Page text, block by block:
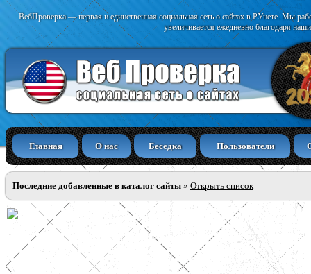
ВебПроверка — первая и единственная социальная сеть о сайтах в РУнете. Мы
увеличивается ежедневно благодаря
Главная О нас Беседка Пользователи
Последние добавленные в каталог сайты » Открыть список